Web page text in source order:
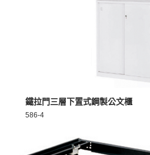
MORE >
鐵拉門三層下置式鋼製公文櫃
586-4